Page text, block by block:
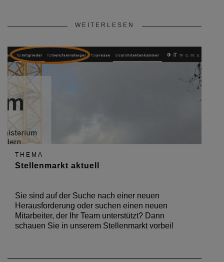
WEITERLESEN
THEMA
Stellenmarkt aktuell
Sie sind auf der Suche nach einer neuen
Herausforderung oder suchen einen neuen
Mitarbeiter, der Ihr Team unterstützt? Dann
schauen Sie in unserem Stellenmarkt vorbei!